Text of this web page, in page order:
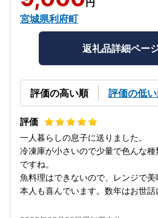
宮城県利府町
返礼品詳細ペー
評価の高い順 評価の低
一人暮らしの息子に送りました。
冷凍庫が小さいので少量で色んな
ですね。
魚料理はできないので、レンジで美
本人も喜んでいます。数年はお世話